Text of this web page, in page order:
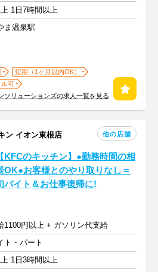
1日7時間以上
ま温泉駅
短期（1ヶ月以内OK）
ル可
ソリューションズの求人一覧を見る
ン イオン東根店 他の店舗
【KFCのキッチン】●勤務時間の相
OK●お客様とのやり取りなし＝
バイト＆お仕事復帰に!
1100円以上 + ガソリン代支給
ト・パート
1日3時間以上